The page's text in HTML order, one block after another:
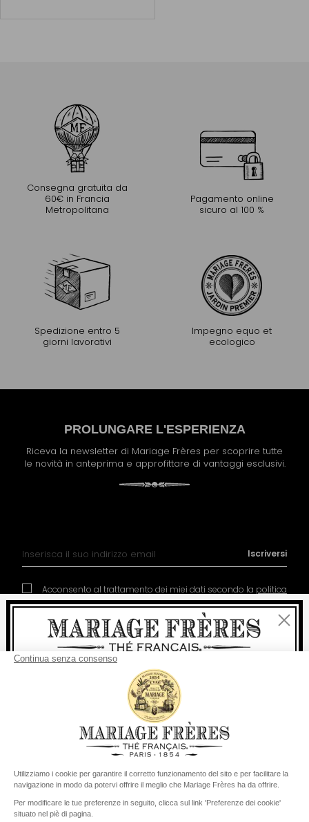
Consegna gratuita da
60€ in Francia
Metropolitana
Pagamento online
sicuro al 100 %
Spedizione entro 5
giorni lavorativi
Impegno equo et
ecologico
PROLUNGARE L'ESPERIENZA
Riceva la newsletter di Mariage Frères per scoprire tutte
le novità in anteprima e approfittare di vantaggi esclusivi.
Acconsento al trattamento dei miei dati secondo la politica
di gestione dei dati personali
Iscriversi
La nostra storia
Condizioni generali di vendita
Diventare socio
Politica dei cookies
Preferenze per i cookie
© COPYRIGHT 2026 / MARIAGE FRERES
Chiudi
Benvenuti
Per ogni acquisto, laconsegna
da 60 € in Francia Metropolitana
per il resto del mondo
Il suo paese di consegna è definito suStati Uniti
Cambiare il paese/la regione